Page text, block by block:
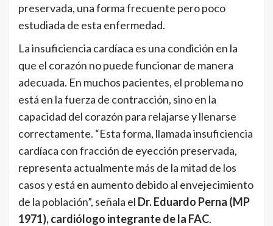
preservada, una forma frecuente pero poco
estudiada de esta enfermedad.
La insuficiencia cardíaca es una condición en la
que el corazón no puede funcionar de manera
adecuada. En muchos pacientes, el problema no
está en la fuerza de contracción, sino en la
capacidad del corazón para relajarse y llenarse
correctamente. “Esta forma, llamada insuficiencia
cardíaca con fracción de eyección preservada,
representa actualmente más de la mitad de los
casos y está en aumento debido al envejecimiento
de la población”, señala el Dr. Eduardo Perna (MP
1971), cardiólogo integrante de la FAC.